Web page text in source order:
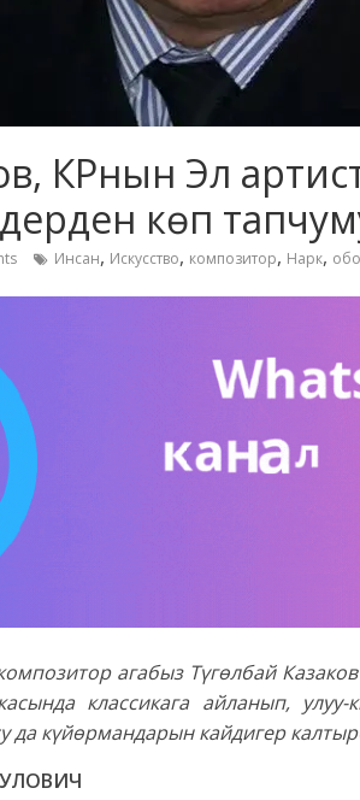
КРнын Эл
көп
Инсан, Искусство, композитор, Нарк,
агабыз Түгөлбай
классикага айланып, улуу-
да күйөрмандарын кайдигер